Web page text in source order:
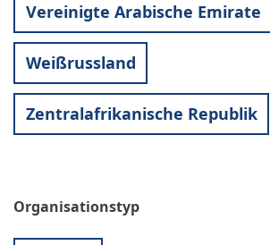
Vereinigte Arabische Emirate
Weißrussland
Zentralafrikanische Republik
Organisationstyp